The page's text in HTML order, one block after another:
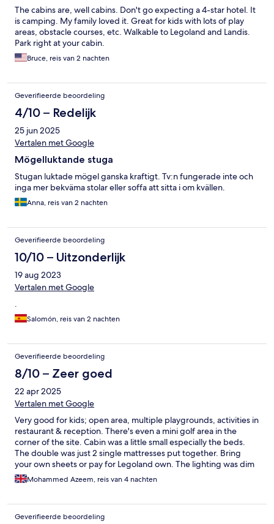
The cabins are, well cabins. Don't go expecting a 4-star hotel. It
is camping. My family loved it. Great for kids with lots of play
areas, obstacle courses, etc. Walkable to Legoland and Landis.
Park right at your cabin.
Bruce, reis van 2 nachten
Geverifieerde beoordeling
4/10 – Redelijk
25 jun 2025
Vertalen met Google
Mögelluktande stuga
Stugan luktade mögel ganska kraftigt. Tv:n fungerade inte och
inga mer bekväma stolar eller soffa att sitta i om kvällen.
Anna, reis van 2 nachten
Geverifieerde beoordeling
10/10 – Uitzonderlijk
19 aug 2023
Vertalen met Google
.
Salomón, reis van 2 nachten
Geverifieerde beoordeling
8/10 – Zeer goed
22 apr 2025
Vertalen met Google
Very good for kids; open area, multiple playgrounds, activities in
restaurant & reception. There's even a mini golf area in the
corner of the site. Cabin was a little small especially the beds.
The double was just 2 single mattresses put together. Bring
your own sheets or pay for Legoland own. The lighting was dim
but gave us an idea of what it would be like in 'the wild west.'
Overall it was good but if we was to book again I would consider
Mohammed Azeem, reis van 4 nachten
Geverifieerde beoordeling